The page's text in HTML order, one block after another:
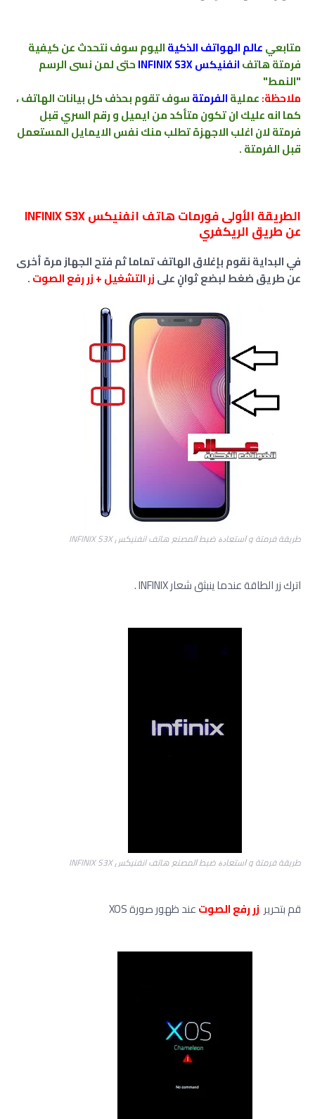
متابعيعالم الهواتف الذكيةاليوم سوف نتحدث عن كيفية
فرمتةهاتفانفنيكس INFINIX S3X
حتى لمن نسى الرسم
"النمط"
ملاحظة:عمليةالفرمتةسوف تقوم بحذف كل بيانات الهاتف ،
كما انه عليك ان تكون متأكد من ايميل و رقم السري قبل
فرمتة لان اغلب الاجهزة تطلب منك نفس الايمايل المستعمل
قبل الفرمتة .
الطريقة الأولى فورمات هاتف انفنيكس INFINIX S3X
عن طريق الريكفري
في البداية نقوم بإغلاق الهاتف تماما ثم فتح الجهاز مرة أخرى
عن طريق ضغط لبضع ثوانٍ علىزر التشغيل + زررفع الصوت.
ﻃﺮﻳﻘﺔ فرمتة و ﺍﺳﺘﻌﺎﺩﺓ ﺿﺒﻂ ﺍﻟﻤﺼﻨﻊ هاتف انفنيكس INFINIX S3X
اترك زر الطاقة عندما ينبثق شعار INFINIX .
ﻃﺮﻳﻘﺔ فرمتة و ﺍﺳﺘﻌﺎﺩﺓ ﺿﺒﻂ ﺍﻟﻤﺼﻨﻊ هاتف انفنيكس INFINIX S3X
قم بتحرير زررفع الصوتعند ظهور صورة XOS